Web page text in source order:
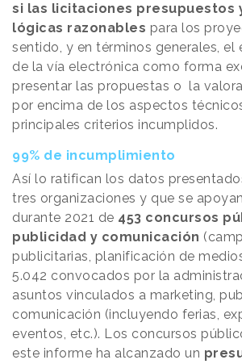
si las licitaciones presupuestos
lógicas razonables para los
sentido, y en términos generales, el
de la vía electrónica como forma
presentar las propuestas o la
por encima de los aspectos
principales criterios incumplidos.
99% de incumplimiento
Así lo ratifican los datos
tres organizaciones y que se
durante 2021 de 453 concursos
publicidad y comunicación
publicitarias, planificación de
5.042 convocados por la
asuntos vinculados a marketing,
comunicación (incluyendo ferias,
eventos, etc.). Los concursos
este informe ha alcanzado un